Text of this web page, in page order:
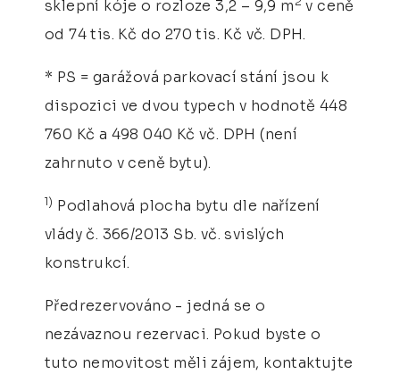
sklepní kóje o rozloze 3,2 – 9,9 m
v ceně
od 74 tis. Kč do 270 tis. Kč vč. DPH.
* PS = garážová parkovací stání jsou k
dispozici ve dvou typech v hodnotě 448
760 Kč a 498 040 Kč vč. DPH (není
zahrnuto v ceně bytu).
1) Podlahová plocha bytu dle nařízení
vlády č. 366/2013 Sb. vč. svislých
konstrukcí.
Předrezervováno - jedná se o
nezávaznou rezervaci. Pokud byste o
tuto nemovitost měli zájem, kontaktujte